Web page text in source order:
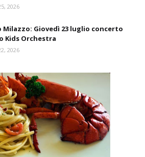
2026
Milazzo: Giovedì 23 luglio concerto
Kids Orchestra
2026